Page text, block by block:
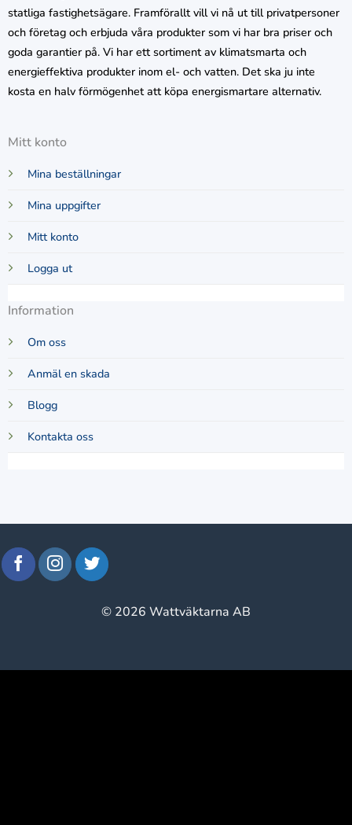
statliga fastighetsägare. Framförallt vill vi nå ut till privatpersoner
och företag och erbjuda våra produkter som vi har bra priser och
goda garantier på. Vi har ett sortiment av klimatsmarta och
energieffektiva produkter inom el- och vatten. Det ska ju inte
kosta en halv förmögenhet att köpa energismartare alternativ.
Mitt konto
Mina beställningar
Mina uppgifter
Mitt konto
Logga ut
Information
Om oss
Anmäl en skada
Blogg
Kontakta oss
© 2026 Wattväktarna AB